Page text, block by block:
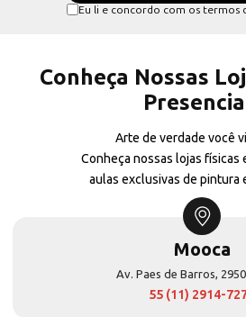
Eu li e concordo com os termos
Conheça Nossas
Arte de verdade você
Conheça nossas lojas físicas
aulas exclusivas de pintura
Mooca
Av. Paes de Barros,
55 (11) 2914-